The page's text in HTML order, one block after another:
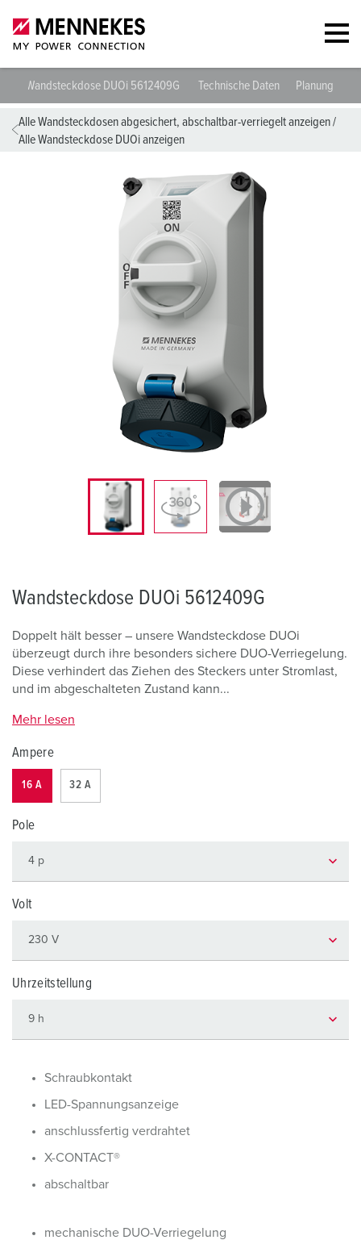
Wandsteckdose DUOi 5612409G Technische Daten
Alle Wandsteckdosen abgesichert, abschaltbar-verriegelt anzeigen/
Alle Wandsteckdose DUOi anzeigen
Wandsteckdose DUOi 5612409G
Doppelt hält besser – unsere Wandsteckdose DUOi
überzeugt durch ihre besonders sichere DUO-Verriegelung.
Diese verhindert das Ziehen des Steckers unter Stromlast,
und im abgeschalteten Zustand kann...
Mehr lesen
Ampere
16 A 32 A
Pole
Volt
Uhrzeitstellung
Schraubkontakt
LED-Spannungsanzeige
anschlussfertig verdrahtet
X-CONTACT®
abschaltbar
mechanische DUO-Verriegelung